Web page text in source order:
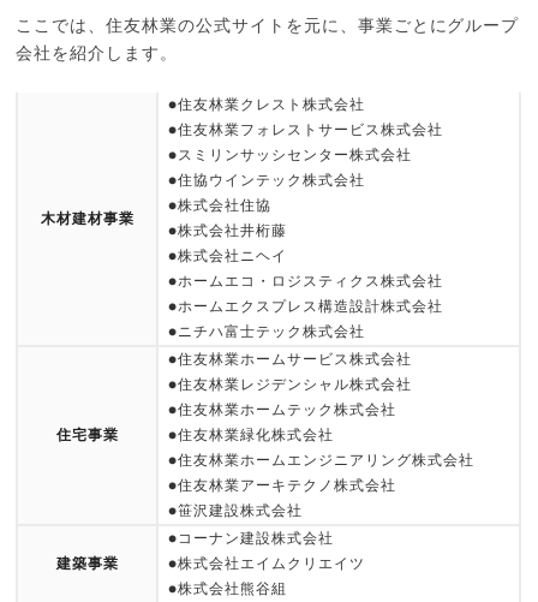
ここでは、住友林業の公式サイトを元に、事業ごとにグループ
会社を紹介します。
木材建材事業
●住友林業クレスト株式会社
●住友林業フォレストサービス株式会社
●スミリンサッシセンター株式会社
●住協ウインテック株式会社
●株式会社住協
●株式会社井桁藤
●株式会社ニヘイ
●ホームエコ・ロジスティクス株式会社
●ホームエクスプレス構造設計株式会社
●ニチハ富士テック株式会社
住宅事業
●住友林業ホームサービス株式会社
●住友林業レジデンシャル株式会社
●住友林業ホームテック株式会社
●住友林業緑化株式会社
●住友林業ホームエンジニアリング株式会社
●住友林業アーキテクノ株式会社
●笹沢建設株式会社
建築事業
●コーナン建設株式会社
●株式会社エイムクリエイツ
●株式会社熊谷組